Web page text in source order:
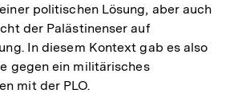
politischen Lösung, aber auch
der Palästinenser auf
In diesem Kontext gab es also
gegen ein militärisches
mit der PLO.